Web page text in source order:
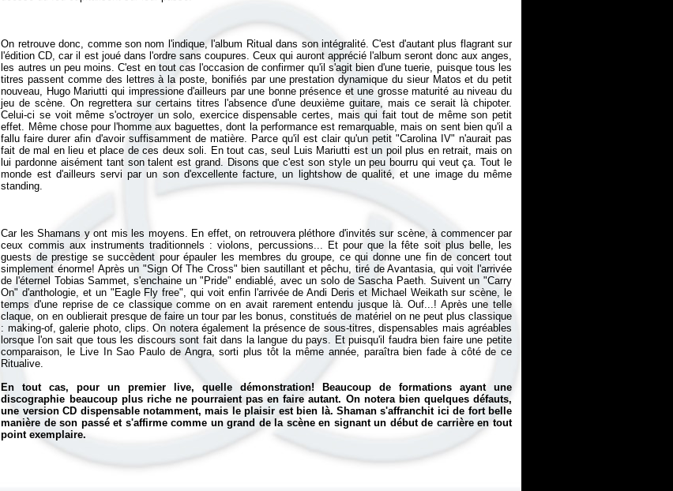
On retrouve donc, comme son nom l'indique, l'album Ritual dans son intégralité. C'est d'autant plus flagrant sur
l'édition CD, car il est joué dans l'ordre sans coupures. Ceux qui auront apprécié l'album seront donc aux anges,
les autres un peu moins. C'est en tout cas l'occasion de confirmer qu'il s'agit bien d'une tuerie, puisque tous les
titres passent comme des lettres à la poste, bonifiés par une prestation dynamique du sieur Matos et du petit
nouveau, Hugo Mariutti qui impressione d'ailleurs par une bonne présence et une grosse maturité au niveau du
jeu de scène. On regrettera sur certains titres l'absence d'une deuxième guitare, mais ce serait là chipoter.
Celui-ci se voit même s'octroyer un solo, exercice dispensable certes, mais qui fait tout de même son petit
effet. Même chose pour l'homme aux baguettes, dont la performance est remarquable, mais on sent bien qu'il a
fallu faire durer afin d'avoir suffisamment de matière. Parce qu'il est clair qu'un petit "Carolina IV" n'aurait pas
fait de mal en lieu et place de ces deux soli. En tout cas, seul Luis Mariutti est un poil plus en retrait, mais on
lui pardonne aisément tant son talent est grand. Disons que c'est son style un peu bourru qui veut ça. Tout le
monde est d'ailleurs servi par un son d'excellente facture, un lightshow de qualité, et une image du même
Car les Shamans y ont mis les moyens. En effet, on retrouvera pléthore d'invités sur scène, à commencer par
ceux commis aux instruments traditionnels : violons, percussions... Et pour que la fête soit plus belle, les
guests de prestige se succèdent pour épauler les membres du groupe, ce qui donne une fin de concert tout
simplement énorme! Après un "Sign Of The Cross" bien sautillant et pêchu, tiré de Avantasia, qui voit l'arrivée
de l'éternel Tobias Sammet, s'enchaine un "Pride" endiablé, avec un solo de Sascha Paeth. Suivent un "Carry
On" d'anthologie, et un "Eagle Fly free", qui voit enfin l'arrivée de Andi Deris et Michael Weikath sur scène, le
temps d'une reprise de ce classique comme on en avait rarement entendu jusque là. Ouf...! Après une telle
claque, on en oublierait presque de faire un tour par les bonus, constitués de matériel on ne peut plus classique
: making-of, galerie photo, clips. On notera également la présence de sous-titres, dispensables mais agréables
lorsque l'on sait que tous les discours sont fait dans la langue du pays. Et puisqu'il faudra bien faire une petite
comparaison, le Live In Sao Paulo de Angra, sorti plus tôt la même année, paraîtra bien fade à côté de ce
Ritualive.
En tout cas, pour un premier live, quelle démonstration! Beaucoup de formations ayant une
discographie beaucoup plus riche ne pourraient pas en faire autant. On notera bien quelques défauts,
une version CD dispensable notamment, mais le plaisir est bien là. Shaman s'affranchit ici de fort belle
manière de son passé et s'affirme comme un grand de la scène en signant un début de carrière en tout
point exemplaire.